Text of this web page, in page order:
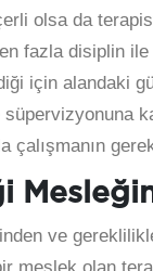
olsa da
fazla disiplin
için alandaki
çalışmanın
ve
meslek olan